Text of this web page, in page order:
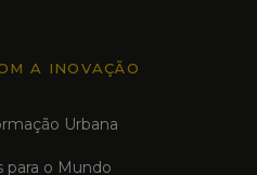
A INOVAÇÃO
Urbana
para o Mundo